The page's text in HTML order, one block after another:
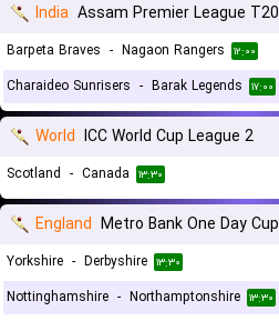
India Assam Premier League T20
Barpeta Braves - Nagaon Rangers ۱۲:۰۰
Charaideo Sunrisers - Barak Legends ۱۷:۰۰
World ICC World Cup League 2
Scotland - Canada ۱۳:۳۰
England Metro Bank One Day Cup
Yorkshire - Derbyshire ۱۳:۳۰
Nottinghamshire - Northamptonshire ۱۳:۳۰